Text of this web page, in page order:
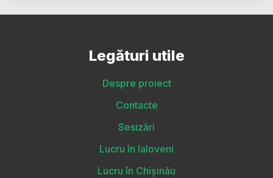
Legături utile
Despre proiect
Contacte
Sesizări
Lucru în Ialoveni
Lucru în Chișinău